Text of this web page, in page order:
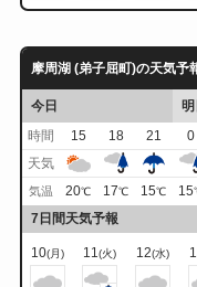
摩周湖 (弟子屈町)の天気予
今日
明
時間
15 18 21 0
天気
気温 20℃ 17℃ 15℃ 15
7日間天気予報
10(月) 11(火) 12(水)